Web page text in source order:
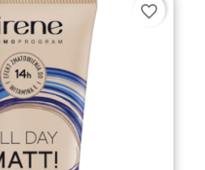
favorite_border